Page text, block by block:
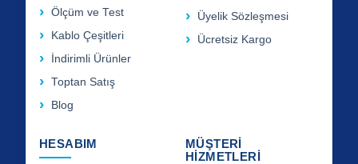
Ölçüm ve Test
Kablo Çeşitleri
İndirimli Ürünler
Toptan Satış
Blog
Üyelik Sözleşmesi
Ücretsiz Kargo
HESABIM
MÜŞTERİ
HİZMETLERİ